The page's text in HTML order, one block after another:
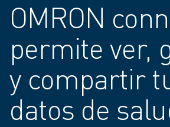
OMRON
permite ver,
y compartir
datos de